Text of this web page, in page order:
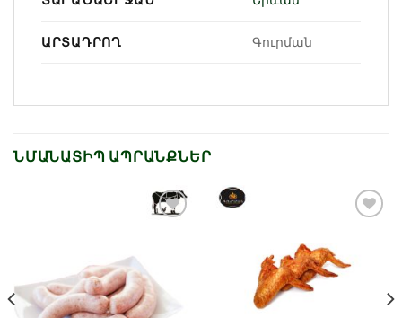
ԱՐՏԱԴՐՈՂ Գուրման
ՆՄԱՆԱՏԻՊ ԱՊՐԱՆՔՆԵՐ
նախընտրած